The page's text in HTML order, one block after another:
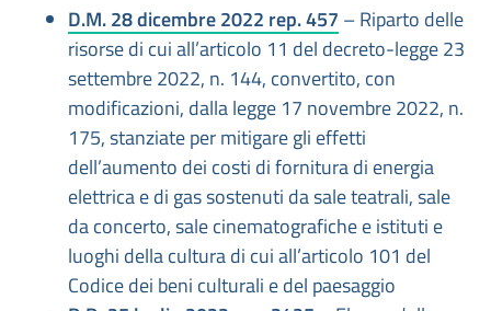
D.M. 28 dicembre 2022 rep. 457 – Riparto delle
risorse di cui all’articolo 11 del decreto-legge 23
settembre 2022, n. 144, convertito, con
modificazioni, dalla legge 17 novembre 2022, n.
175, stanziate per mitigare gli effetti
dell’aumento dei costi di fornitura di energia
elettrica e di gas sostenuti da sale teatrali, sale
da concerto, sale cinematografiche e istituti e
luoghi della cultura di cui all’articolo 101 del
Codice dei beni culturali e del paesaggio